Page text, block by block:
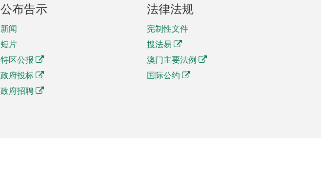
公布告示
新闻
短片
特区公报
政府投标
政府招聘
法律法规
宪制性文件
搜法易
澳门主要法例
国际公约